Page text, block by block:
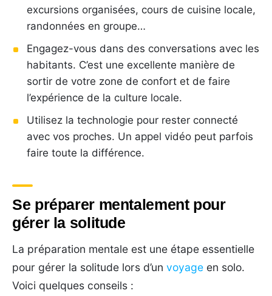
excursions organisées, cours de cuisine locale,
randonnées en groupe…
Engagez-vous dans des conversations avec les
habitants. C’est une excellente manière de
sortir de votre zone de confort et de faire
l’expérience de la culture locale.
Utilisez la technologie pour rester connecté
avec vos proches. Un appel vidéo peut parfois
faire toute la différence.
Se préparer mentalement pour
gérer la solitude
La préparation mentale est une étape essentielle
pour gérer la solitude lors d’un voyage en solo.
Voici quelques conseils :